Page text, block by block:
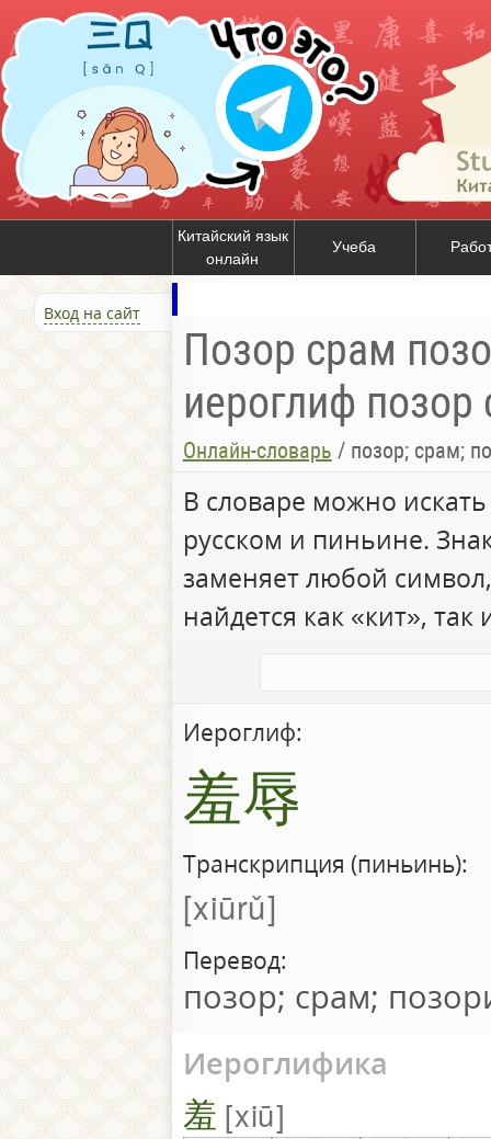
Китайский язык
онлайн
Учеба
Вход на сайт
Позор срам
иероглиф
Онлайн-словарь / позор; срам;
В словаре можно
русском и пиньине.
заменяет любой
найдется как «кит», так
Иероглиф:
羞辱
Транскрипция (пиньинь):
xiūrǔ
Перевод:
позор; срам;
Иероглифика
羞 xiū